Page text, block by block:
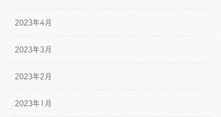
2023年4月
2023年3月
2023年2月
2023年1月